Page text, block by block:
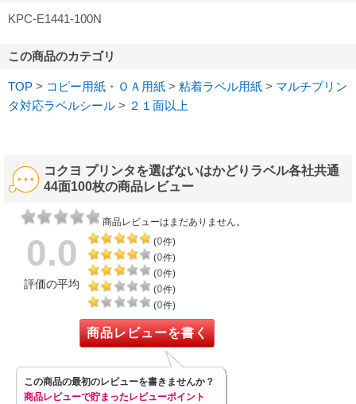
KPC-E1441-100N
この商品のカテゴリ
TOP > コピー用紙・ＯＡ用紙 > 粘着ラベル用紙 > マルチプリン
タ対応ラベルシール > ２１面以上
コクヨ プリンタを選ばないはかどりラベル各社共通
44面100枚の商品レビュー
商品レビューはまだありません。
0.0
評価の平均
(0件)
(0件)
(0件)
(0件)
(0件)
商品レビューを書く
この商品の最初のレビューを書きませんか？
商品レビューで貯まったレビューポイント